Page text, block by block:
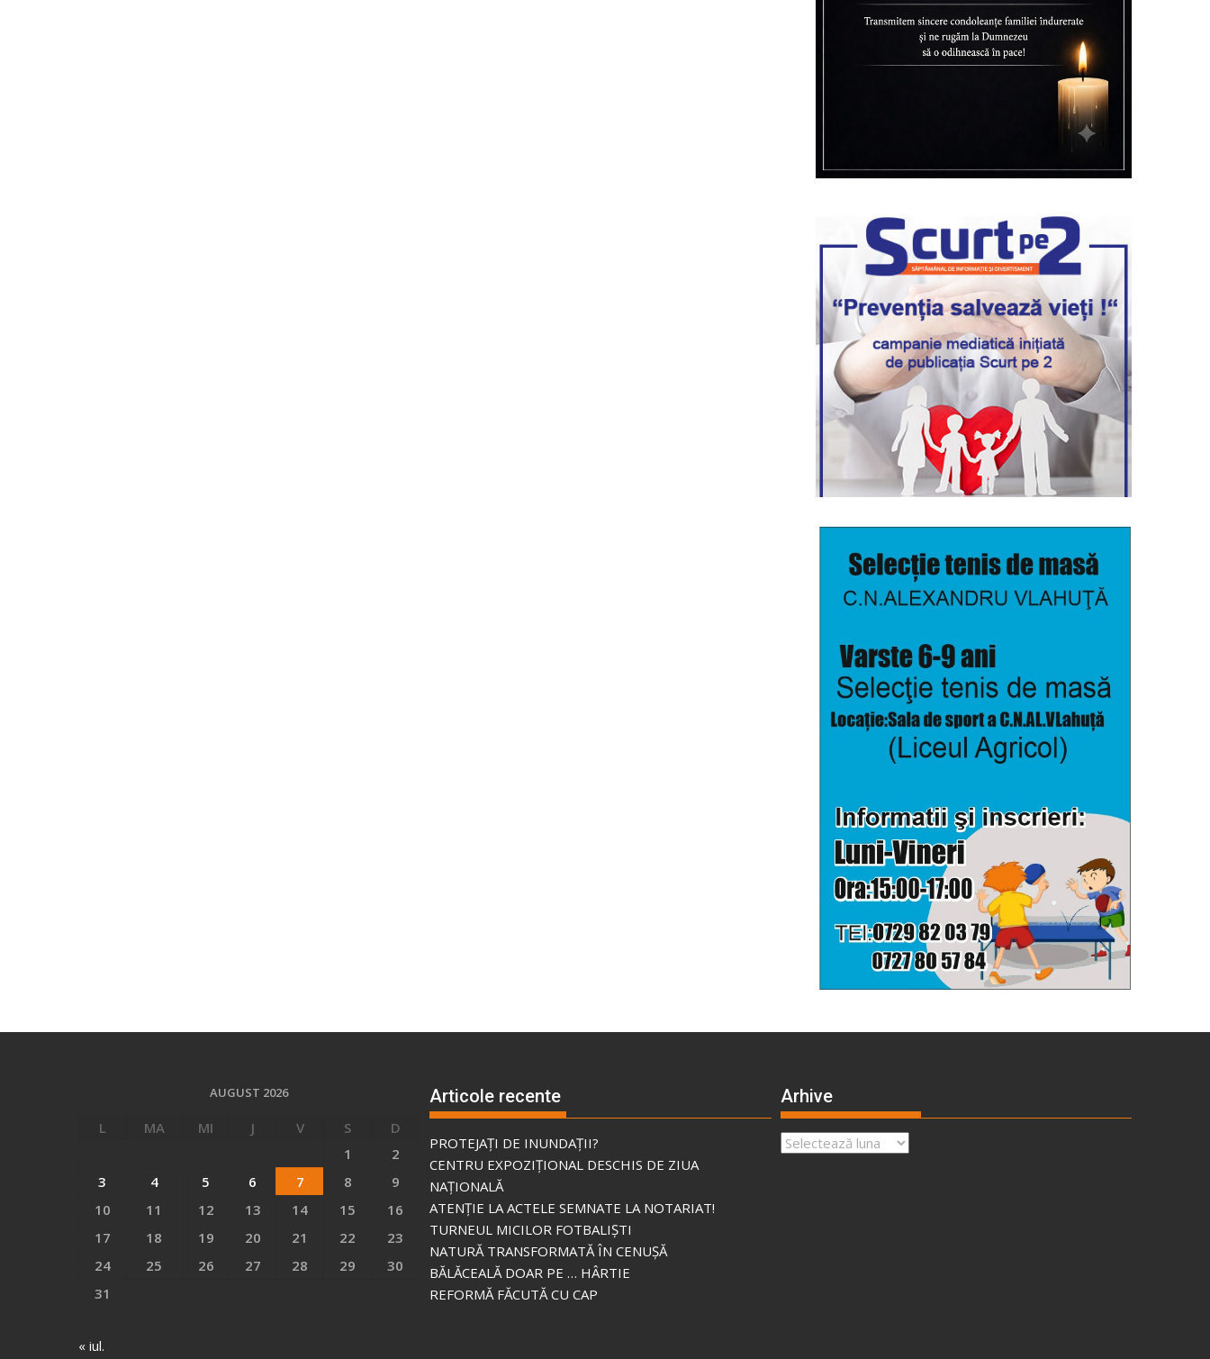
AUGUST 2026
L MA MI J V S
D
1
2
3
4 5 6 7 8
9
10
11 12 13 14 15
16
17
18 19 20 21 22
23
24
25 26 27 28 29
30
31
« iul.
Articole recente
PROTEJAȚI DE INUNDAȚII?
CENTRU EXPOZIȚIONAL DESCHIS DE ZIUA
NAȚIONALĂ
ATENȚIE LA ACTELE SEMNATE LA NOTARIAT!
TURNEUL MICILOR FOTBALIȘTI
NATURĂ TRANSFORMATĂ ÎN CENUȘĂ
BĂLĂCEALĂ DOAR PE … HÂRTIE
REFORMĂ FĂCUTĂ CU CAP
Arhive
Arhive